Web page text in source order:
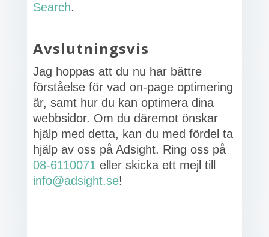
Search.
Avslutningsvis
Jag hoppas att du nu har bättre
förståelse för vad on-page optimering
är, samt hur du kan optimera dina
webbsidor. Om du däremot önskar
hjälp med detta, kan du med fördel ta
hjälp av oss på Adsight. Ring oss på
08-6110071 eller skicka ett mejl till
info@adsight.se!